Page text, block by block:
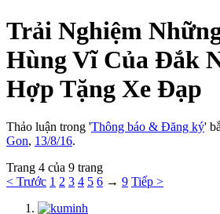
Trải Nghiệm
Hùng Vĩ Của Đắk
Hợp Tặng Xe Đạp
Thảo luận trong 'Thông báo & Đăng ký'
Gon, 13/8/16.
Trang 4 của 9 trang
< Trước 1 2 3 4 5 6 → 9 Tiếp >